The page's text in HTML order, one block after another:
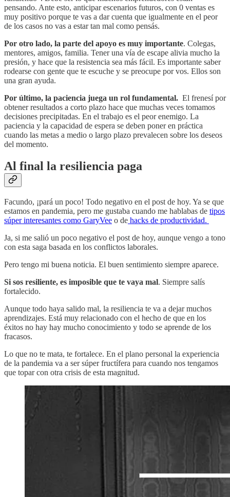
pensando. Ante esto, anticipar escenarios futuros, con 0 ventas es
muy positivo porque te vas a dar cuenta que igualmente en el peor
de los casos no vas a estar tan mal como pensás.
Por otro lado, la parte del apoyo es muy importante. Colegas,
mentores, amigos, familia. Tener una vía de escape alivia mucho la
presión, y hace que la resistencia sea más fácil. Es importante saber
rodearse con gente que te escuche y se preocupe por vos. Ellos son
una gran ayuda.
Por último, la paciencia juega un rol fundamental. El frenesí por
obtener resultados a corto plazo hace que muchas veces tomamos
decisiones precipitadas. En el trabajo es el peor enemigo. La
paciencia y la capacidad de espera se deben poner en práctica
cuando las metas a medio o largo plazo prevalecen sobre los deseos
del momento.
Al final la resiliencia paga
Facundo, ¡pará un poco! Todo negativo en el post de hoy. Ya se que
estamos en pandemia, pero me gustaba cuando me hablabas de tipos
súper interesantes como GaryVee o de hacks de productividad.
Ja, si me salió un poco negativo el post de hoy, aunque vengo a tono
con esta saga basada en los conflictos laborales.
Pero tengo mi buena noticia. El buen sentimiento siempre aparece.
Si sos resiliente, es imposible que te vaya mal. Siempre salís
fortalecido.
Aunque todo haya salido mal, la resiliencia te va a dejar muchos
aprendizajes. Está muy relacionado con el hecho de que en los
éxitos no hay hay mucho conocimiento y todo se aprende de los
fracasos.
Lo que no te mata, te fortalece. En el plano personal la experiencia
de la pandemia va a ser súper fructífera para cuando nos tengamos
que topar con otra crisis de esta magnitud.